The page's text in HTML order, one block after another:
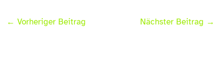
← Vorheriger Beitrag Nächster Beitrag →